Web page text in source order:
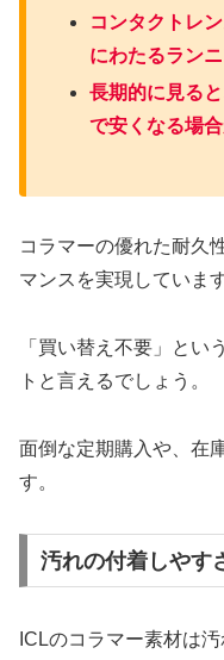
コンタクトレ
にわたるラン
長期的に見る
で安くなる場
コラマーの優れた耐久
マンスを実現しています
「買い替え不要」とい
トと言えるでしょう。
面倒な定期購入や、在
す。
汚れの付着しやす
ICLのコラマー素材は